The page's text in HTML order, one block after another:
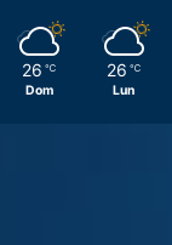
26 ℃
Dom
26 ℃
Lun